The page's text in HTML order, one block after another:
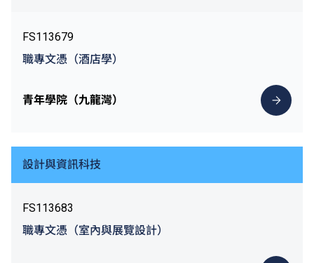
FS113679
職專文憑（酒店學）
青年學院（九龍灣）
設計與資訊科技
FS113683
職專文憑（室內與展覽設計）